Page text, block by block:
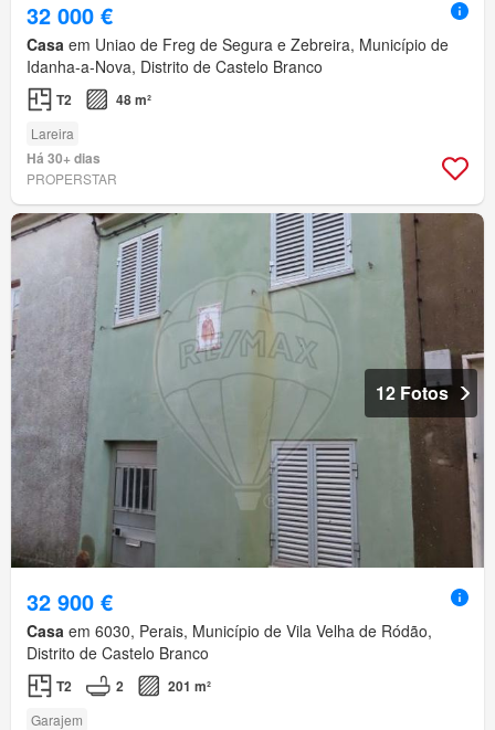
32 000 €
Casa em Uniao de Freg de Segura e Zebreira, Município de
Idanha-a-Nova, Distrito de Castelo Branco
T2 48 m²
Lareira
Há 30+ dias
PROPERSTAR
12 Fotos
32 900 €
Casa em 6030, Perais, Município de Vila Velha de Ródão,
Distrito de Castelo Branco
T2 2 201 m²
Garajem